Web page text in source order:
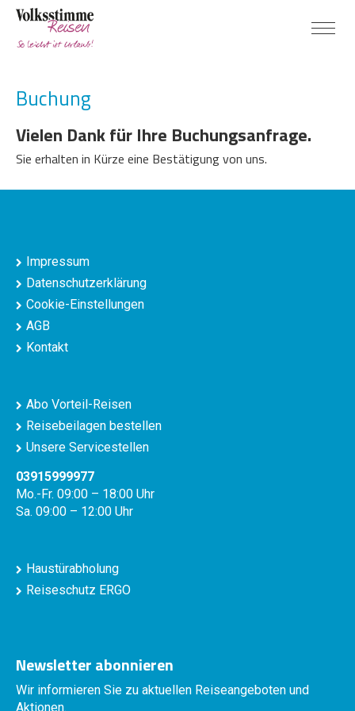
Buchung
Vielen Dank für Ihre Buchungsanfrage.
Sie erhalten in Kürze eine Bestätigung von uns.
Impressum
Datenschutzerklärung
Cookie-Einstellungen
AGB
Kontakt
Abo Vorteil-Reisen
Reisebeilagen bestellen
Unsere Servicestellen
03915999977
Mo.-Fr. 09:00 – 18:00 Uhr
Sa. 09:00 – 12:00 Uhr
Haustürabholung
Reiseschutz ERGO
Newsletter abonnieren
Wir informieren Sie zu aktuellen Reiseangeboten und
Aktionen.